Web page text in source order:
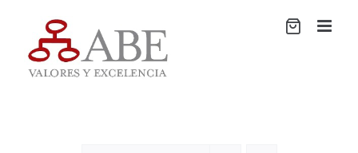
contenido